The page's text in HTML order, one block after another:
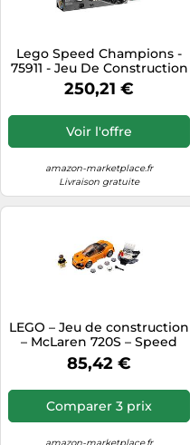
Lego Speed Champions -
75911 - Jeu De Construction
- L'arrêt Au Stand McLaren
Mercedes
250,21 €
Voir l'offre
amazon-marketplace.fr
Livraison gratuite
LEGO – Jeu de construction
– McLaren 720S – Speed
Champions – 75880
85,42 €
Comparer 3 prix